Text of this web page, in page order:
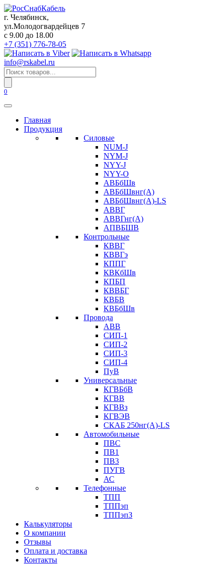
Перейти
к
содержанию
г. Челябинск,
ул.Молодогвардейцев 7
c 9.00 до 18.00
+7 (351) 776-78-05
info@rskabel.ru
Поиск
товаров
0
Главная
Продукция
Силовые
NUM-J
NYM-J
NYY-J
NYY-O
АВБбШв
АВБбШвнг(А)
АВБбШвнг(А)-LS
АВВГ
АВВГнг(А)
АПВБШВ
Контрольные
КВВГ
КВВГэ
КППГ
КВКбШв
КПБП
КВВБГ
КВБВ
КВБбШв
Провода
АВВ
СИП-1
СИП-2
СИП-3
СИП-4
ПуВ
Универсальные
КГВБбВ
КГВВ
КГВВз
КГВЭВ
СКАБ 250нг(А)-LS
Автомобильные
ПВС
ПВ1
ПВ3
ПУГВ
АС
Телефонные
ТПП
ТППэп
ТППэпЗ
Калькуляторы
О компании
Отзывы
Оплата и доставка
Контакты